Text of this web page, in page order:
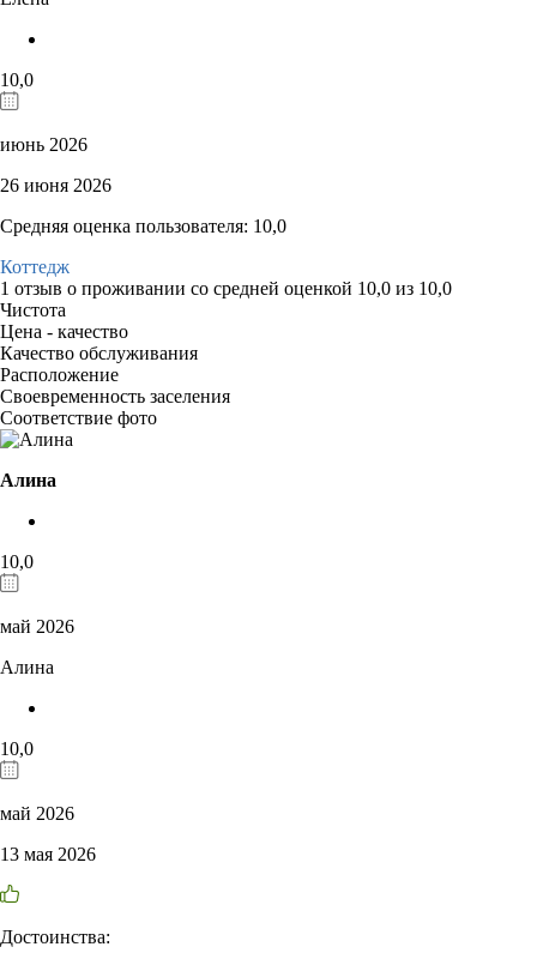
10,0
июнь 2026
26 июня 2026
Средняя оценка пользователя: 10,0
Коттедж
1 отзыв о проживании со средней оценкой 10,0 из 10,0
Чистота
Цена - качество
Качество обслуживания
Расположение
Своевременность заселения
Соответствие фото
Алина
10,0
май 2026
Алина
10,0
май 2026
13 мая 2026
Достоинства: